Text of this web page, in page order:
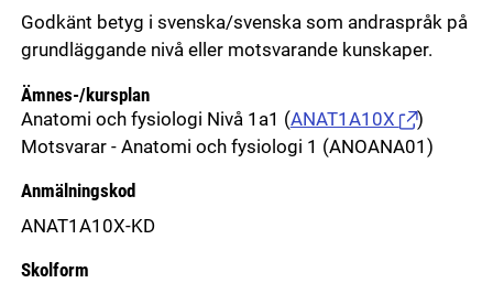
Godkänt betyg i svenska/svenska som andraspråk på
grundläggande nivå eller motsvarande kunskaper.
Ämnes-/kursplan
Anatomi och fysiologi Nivå 1a1 (ANAT1A10X
)
Motsvarar - Anatomi och fysiologi 1 (ANOANA01)
Anmälningskod
ANAT1A10X-KD
Skolform